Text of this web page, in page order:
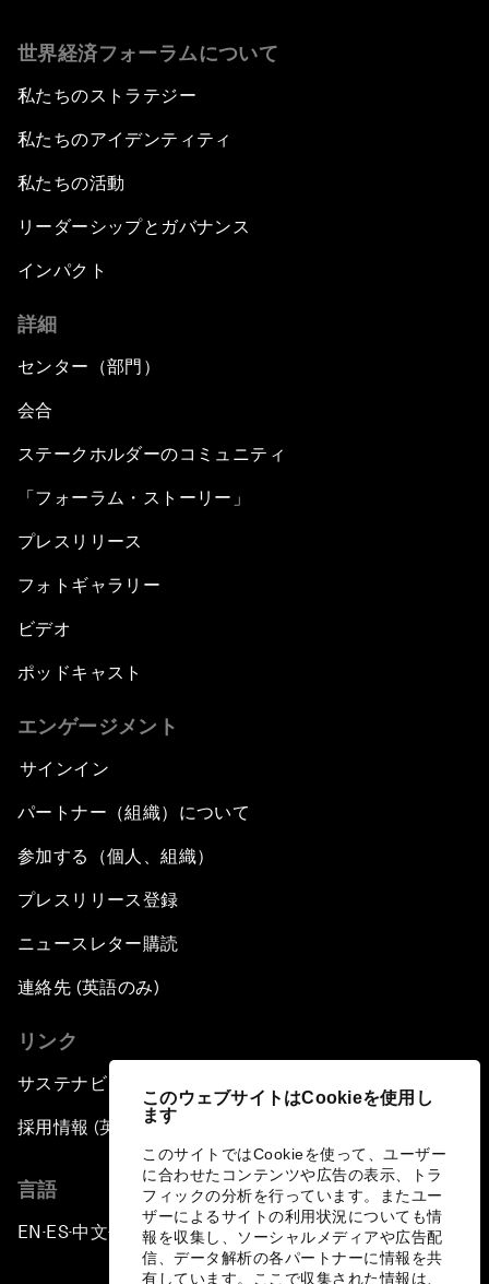
このウェブサイトはCookieを使用し
ます
このサイトではCookieを使って、ユーザー
に合わせたコンテンツや広告の表示、トラ
フィックの分析を行っています。またユー
ザーによるサイトの利用状況についても情
報を収集し、ソーシャルメディアや広告配
信、データ解析の各パートナーに情報を共
有しています。ここで収集された情報は、
世界経済フォーラムについて
私たちのストラテジー
私たちのアイデンティティ
私たちの活動
リーダーシップとガバナンス
インパクト
詳細
センター（部門）
会合
ステークホルダーのコミュニティ
「フォーラム・ストーリー」
プレスリリース
フォトギャラリー
ビデオ
ポッドキャスト
エンゲージメント
サインイン
パートナー（組織）について
参加する（個人、組織）
プレスリリース登録
ニュースレター購読
連絡先 (英語のみ)
リンク
サステナビリティへの取り組み
採用情報 (英語のみ)
言語
EN ▪ES▪中文▪ 日本語